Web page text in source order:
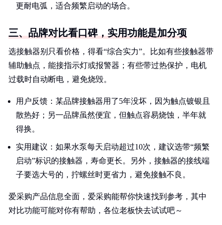
更耐电弧，适合频繁启动的场合。
三、品牌对比看口碑，实用功能是加分项
选接触器别只看价格，得看“综合实力”。比如有些接触器带
辅助触点，能接指示灯或报警器；有些带过热保护，电机
过载时自动断电，避免烧毁。
用户反馈：某品牌接触器用了5年没坏，因为触点镀银且
散热好；另一品牌虽然便宜，但触点容易烧蚀，半年就
得换。
实用建议：如果水泵每天启动超过10次，建议选带“频繁
启动”标识的接触器，寿命更长。另外，接触器的接线端
子要选大号的，拧螺丝时更省力，避免接触不良。
爱采购产品信息全面，爱采购能帮你快速找到参考，其中
对比功能可能对你有帮助，各位老板快去试试吧～